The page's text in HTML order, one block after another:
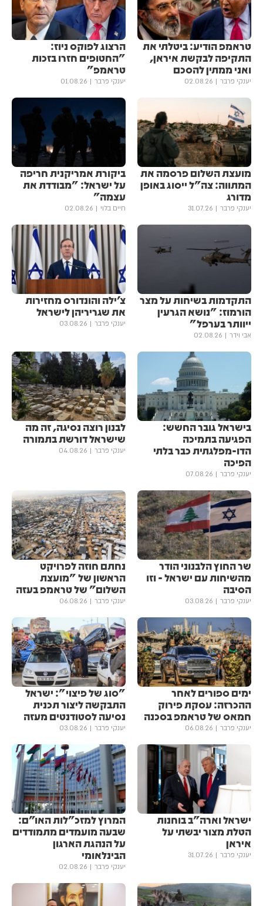
טראמפ הודיע: ביטלתי את
התקיפה לבקשת איראן,
ואני ממתין להסכם
יענקי פרבר 02.08.26
הרצוג לפוקס ניוז:
"החטופים חזרו בזכות
טראמפ"
יענקי פרבר 01.08.26
מועצת השלום פרסמה את
המתווה: צה"ל ייסוג באופן
מדורג
יענקי פרבר 31.07.26
ביקורת אמריקנית חריפה
על ישראל: "מבודדת את
עצמה"
חיים בלוי 02.08.26
התקדמות בשיחות על מצר
הורמוז: "נושא הגרעין
ייוותר בערפל"
אבי וידר 02.08.26
צ׳ילה והונדורס מחזירות
את שגריריהן לישראל
יענקי פרבר 03.08.26
בישראל גובר החשש:
הפגיעה בתמיכה
הדו-מפלגתית כבר בלתי
הפיכה
יענקי פרבר 07.08.26
לבנון רוצה נסיגה, זה מה
שישראל דורשת בתמורה
יענקי פרבר 04.08.26
שר החוץ הלבנוני הודר
מהשיחות עם ישראל - וזו
הסיבה
יענקי פרבר 03.08.26
נחתם חוזה לפרויקט
הראשון של "מועצת
השלום" של טראמפ בעזה
יענקי פרבר 06.08.26
ימים ספורים לאחר
ההכרזה: עסקת פירוק
חמאס של טראמפ בסכנה
יענקי פרבר 06.08.26
"סוג של פיצוי": ישראל
התבקשה ליצור תכנית
נסיעה לסטודנטים מעזה
יענקי פרבר 03.08.26
ישראל וארה"ב בוחנות
הטלת מצור יבשתי על
איראן
יענקי פרבר 31.07.26
המרוץ למזכ"לות האו"ם:
שבעה מועמדים מתמודדים
על הנהגת הארגון
הבינלאומי
יענקי פרבר 02.08.26